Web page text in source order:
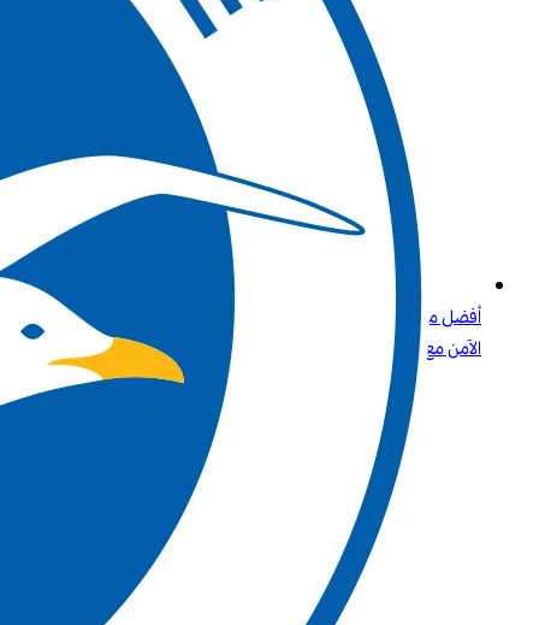
أفضل مواقع الكازينو التي تقبل بطاقات الائتمان وPaysafecard دليلك
الآمن مع Betway